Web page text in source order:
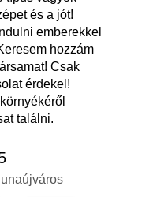
és a jót!
emberekkel
hozzám
Csak
érdekel!
találni.